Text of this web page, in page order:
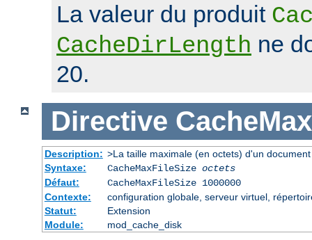
La valeur du produit
CacheDirLength ne
20.
Directive
Description: >La taille maximale (en octets) d'un
Syntaxe:
CacheMaxFileSize octets
Défaut:
CacheMaxFileSize 1000000
Contexte:
configuration globale, serveur virtuel,
Statut:
Extension
Module:
mod_cache_disk